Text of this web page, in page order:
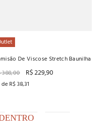
De Viscose Stretch Baunilha
388,00 R$229,90
R$38,31